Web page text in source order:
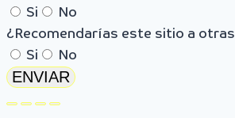
Si
No
¿Recomendarías este sitio a
Si
No
ENVIAR